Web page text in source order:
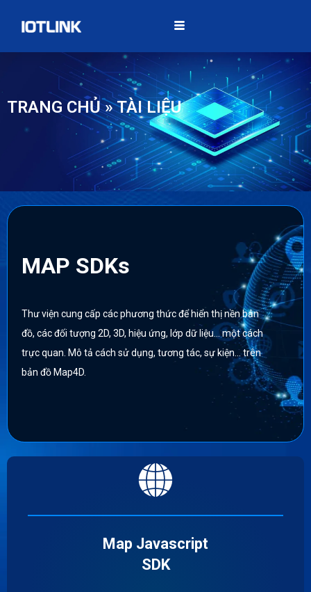
TRANG CHỦ»TÀI LIỆU
MAP SDKs
Thư viện cung cấp các phương thức để hiển thị nền bản
đồ, các đối tượng 2D, 3D, hiệu ứng, lớp dữ liệu… một cách
trực quan. Mô tả cách sử dụng, tương tác, sự kiện… trên
bản đồ Map4D.
Map Javascript
SDK